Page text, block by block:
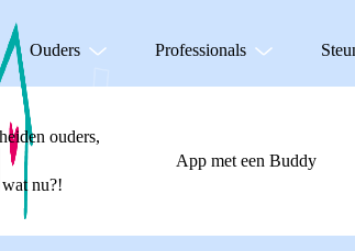
Ouders Professionals
ouders,
wat nu?!
App met een Buddy